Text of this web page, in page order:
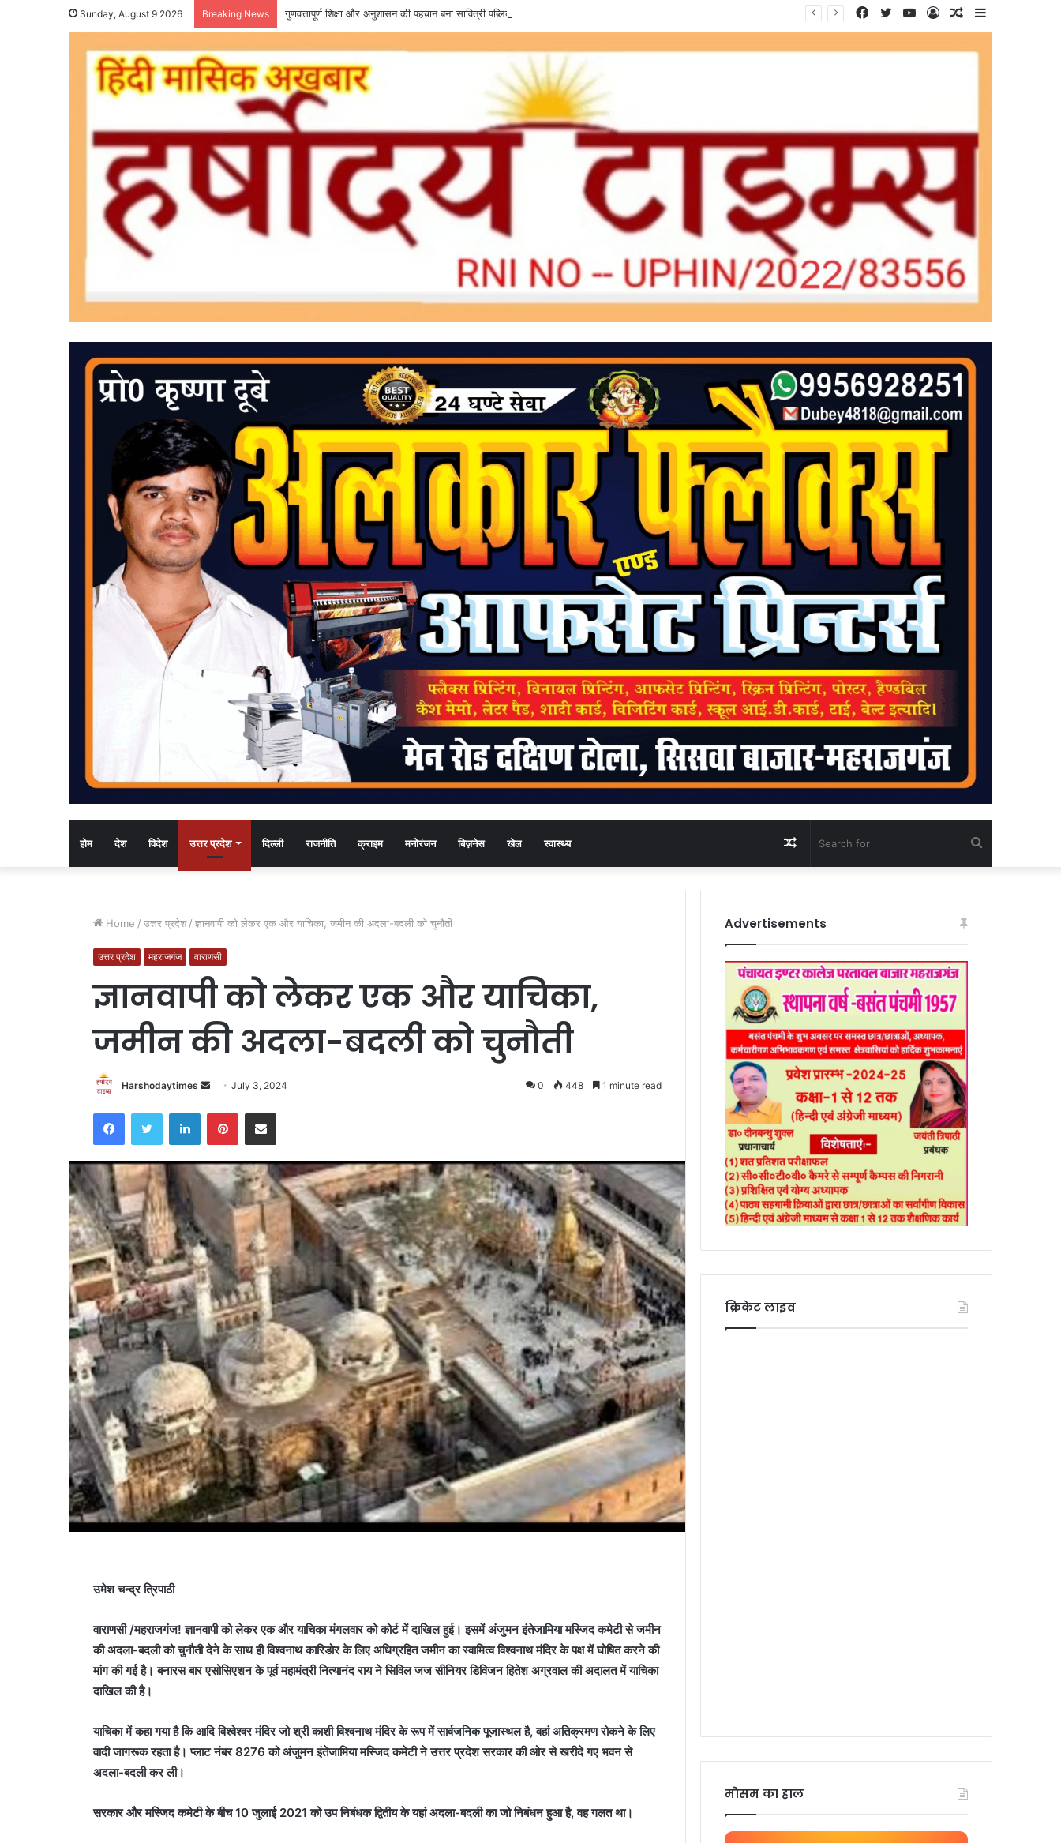
Sunday, August 9 2026 Breaking News गुणवत्तापूर्ण शिक्षा और अनुशासन की पहचान बना सावित्री पब्लिक स्कूल Sidebar
Random
Log
YouTube
Twitter
Facebook
होम देश विदेश उत्तर प्रदेश दिल्ली राजनीति क्राइम मनोरंजन बिज़नेस खेल स्वास्थ्य
for
Random
Article
Home / उत्तर प्रदेश / ज्ञानवापी को लेकर एक और याचिका, जमीन की अदला-बदली को चुनौती
उत्तर प्रदेश महराजगंज वाराणसी
ज्ञानवापी को लेकर एक और याचिका,
जमीन की अदला-बदली को चुनौती
Harshodaytimes
Send
email
July 3, 2024 0 448 1 minute read
FacebookTwitter LinkedInPinterestShare via Email
उमेश चन्द्र त्रिपाठी
वाराणसी /महराजगंज! ज्ञानवापी को लेकर एक और याचिका मंगलवार को कोर्ट में दाखिल हुई। इसमें अंजुमन इंतेजामिया मस्जिद कमेटी से जमीन
की अदला-बदली को चुनौती देने के साथ ही विश्वनाथ कारिडोर के लिए अधिग्रहित जमीन का स्वामित्व विश्वनाथ मंदिर के पक्ष में घोषित करने की
मांग की गई है। बनारस बार एसोसिएशन के पूर्व महामंत्री नित्यानंद राय ने सिविल जज सीनियर डिविजन हितेश अग्रवाल की अदालत में याचिका
दाखिल की है।
याचिका में कहा गया है कि आदि विश्वेश्वर मंदिर जो श्री काशी विश्वनाथ मंदिर के रूप में सार्वजनिक पूजास्थल है, वहां अतिक्रमण रोकने के लिए
वादी जागरूक रहता है। प्लाट नंबर 8276 को अंजुमन इंतेजामिया मस्जिद कमेटी ने उत्तर प्रदेश सरकार की ओर से खरीदे गए भवन से
अदला-बदली कर ली।
सरकार और मस्जिद कमेटी के बीच 10 जुलाई 2021 को उप निबंधक द्वितीय के यहां अदला-बदली का जो निबंधन हुआ है, वह गलत था।
Advertisements
क्रिकेट लाइव
मोसम का हाल